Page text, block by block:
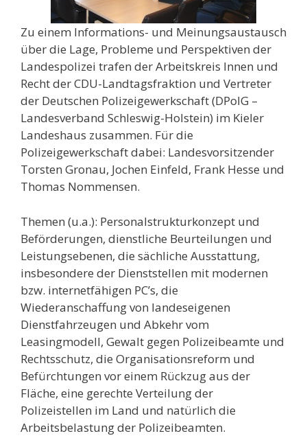
Zu einem Informations- und Meinungsaustausch
über die Lage, Probleme und Perspektiven der
Landespolizei trafen der Arbeitskreis Innen und
Recht der CDU-Landtagsfraktion und Vertreter
der Deutschen Polizeigewerkschaft (DPolG –
Landesverband Schleswig-Holstein) im Kieler
Landeshaus zusammen. Für die
Polizeigewerkschaft dabei: Landesvorsitzender
Torsten Gronau, Jochen Einfeld, Frank Hesse und
Thomas Nommensen.
Themen (u.a.): Personalstrukturkonzept und
Beförderungen, dienstliche Beurteilungen und
Leistungsebenen, die sächliche Ausstattung,
insbesondere der Dienststellen mit modernen
bzw. internetfähigen PC’s, die
Wiederanschaffung von landeseigenen
Dienstfahrzeugen und Abkehr vom
Leasingmodell, Gewalt gegen Polizeibeamte und
Rechtsschutz, die Organisationsreform und
Befürchtungen vor einem Rückzug aus der
Fläche, eine gerechte Verteilung der
Polizeistellen im Land und natürlich die
Arbeitsbelastung der Polizeibeamten.